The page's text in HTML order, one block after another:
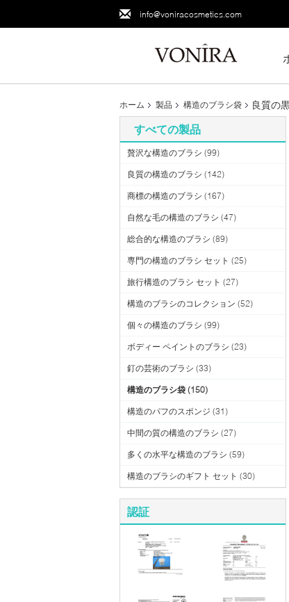
info@voniracosmetics.com
ホーム 製品 構造のブラシ袋 良質の
すべての製品
贅沢な構造のブラシ (99)
良質の構造のブラシ (142)
商標の構造のブラシ (167)
自然な毛の構造のブラシ (47)
総合的な構造のブラシ (89)
専門の構造のブラシ セット (25)
旅行構造のブラシ セット (27)
構造のブラシのコレクション (52)
個々の構造のブラシ (99)
ボディー ペイントのブラシ (23)
釘の芸術のブラシ (33)
構造のブラシ袋 (150)
構造のパフのスポンジ (31)
中間の質の構造のブラシ (27)
多くの水平な構造のブラシ (59)
構造のブラシのギフト セット (30)
認証